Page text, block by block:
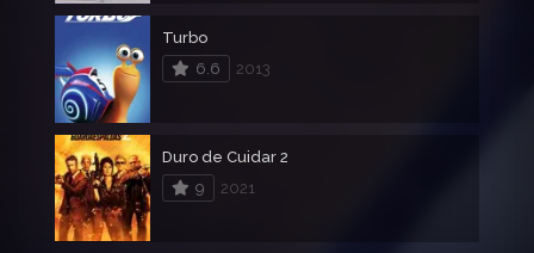
Turbo
6.6
2013
Duro de Cuidar 2
9
2021